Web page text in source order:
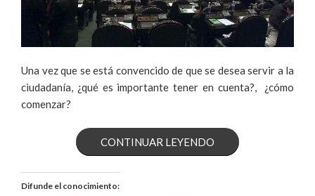
Una vez que se está convencido de que se desea servir a la
ciudadanía, ¿qué es importante tener en cuenta?, ¿cómo
comenzar?
CONTINUAR LEYENDO«LO
Difunde el conocimiento: